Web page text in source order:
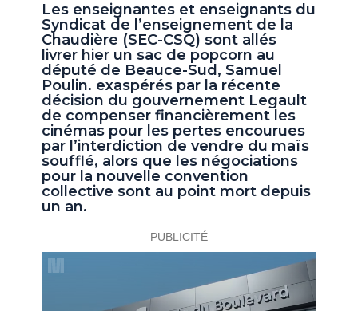
Les enseignantes et enseignants du
Syndicat de l’enseignement de la
Chaudière (SEC-CSQ) sont allés
livrer hier un sac de popcorn au
député de Beauce-Sud, Samuel
Poulin. exaspérés par la récente
décision du gouvernement Legault
de compenser financièrement les
cinémas pour les pertes encourues
par l’interdiction de vendre du maïs
soufflé, alors que les négociations
pour la nouvelle convention
collective sont au point mort depuis
un an.